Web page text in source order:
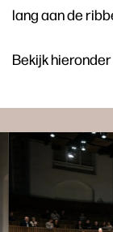
lang aan de
Bekijk